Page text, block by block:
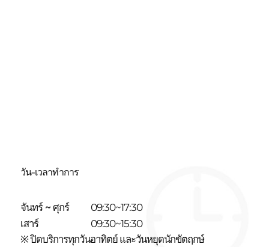
วัน-เวลาทำการ
จันทร์ ~ ศุกร์
09:30~17:30
เสาร์
09:30~15:30
※ ปิดบริการทุกวันอาทิตย์ และวันหยุดนักขัตฤกษ์